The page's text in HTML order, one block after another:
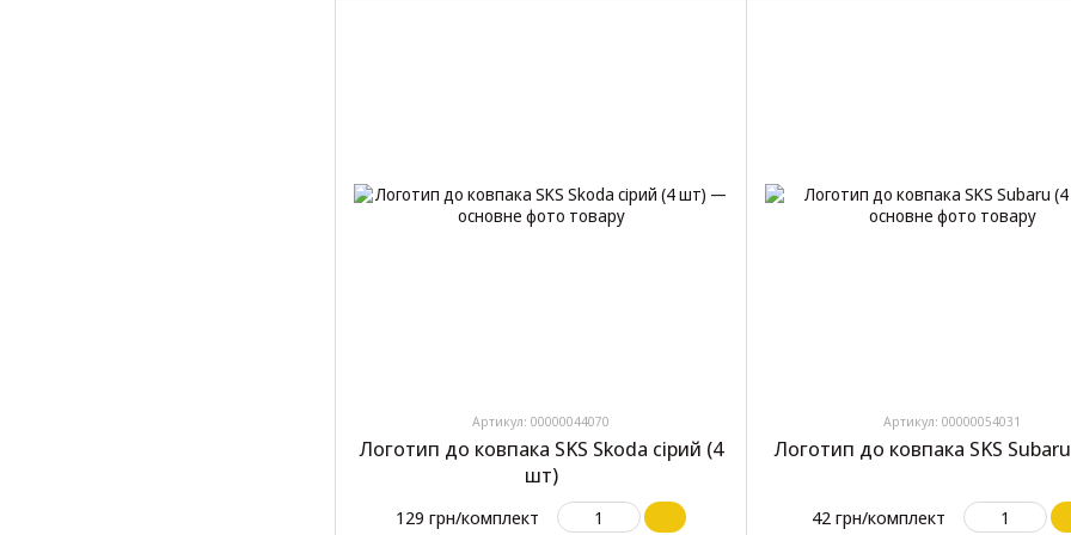
Артикул: 00000044070
Логотип до ковпака SKS Skoda сірий (4
шт)
129 грн/комплект
Артикул: 00000054031
Логотип до ковпака SKS
42 грн/комплект